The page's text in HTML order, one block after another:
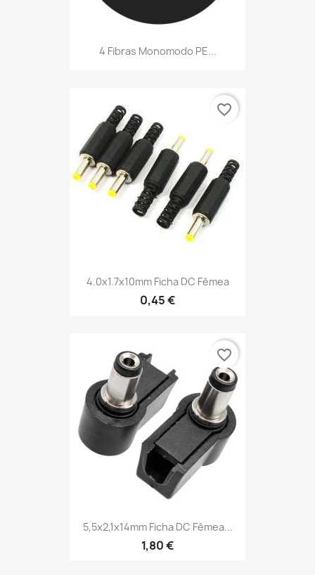
4 Fibras Monomodo PE...
4.0x1.7x10mm Ficha DC Fêmea
0,45 €
favorite_border
5,5x2,1x14mm Ficha DC Fêmea...
1,80 €
favorite_border